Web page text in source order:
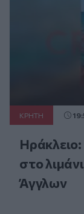
ΚΡΗΤΗ
στο
Άγγλων